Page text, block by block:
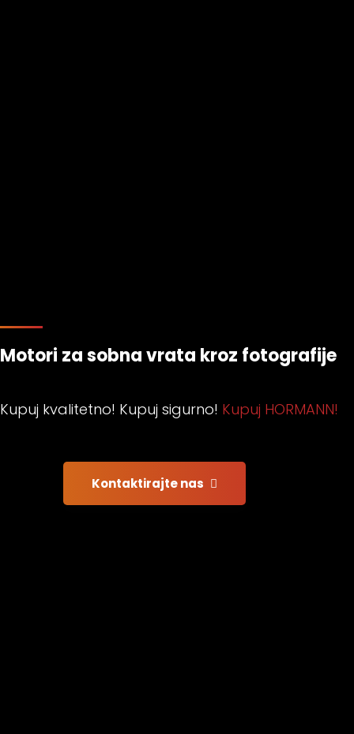
Motori za sobna vrata kroz fotografije
Kupuj kvalitetno! Kupuj sigurno! Kupuj HORMANN!
Kontaktirajte nas